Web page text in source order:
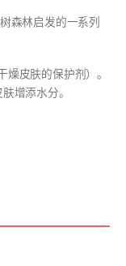
森林启发的一系列
皮肤的保护剂）。
增添水分。